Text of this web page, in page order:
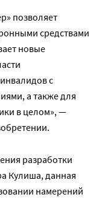
позволяет
средствами
новые
с
а также для
в целом», —
разработки
Кулиша, данная
намерений